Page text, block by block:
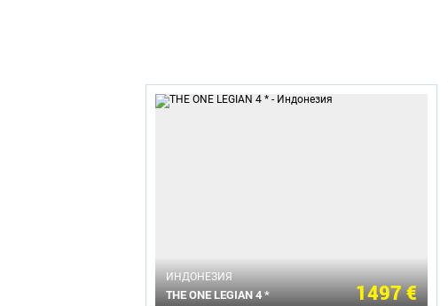
ИНДОНЕЗИЯ
THE ONE LEGIAN 4 * 1497 €